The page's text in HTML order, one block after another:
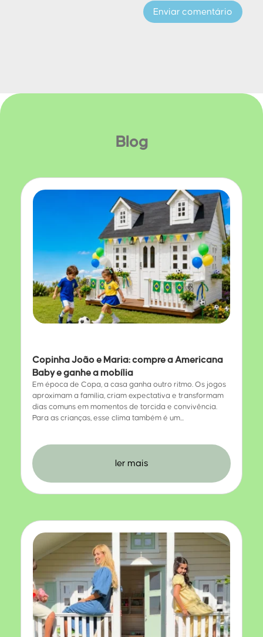
Enviar comentário
Blog
Copinha João e Maria: compre a Americana
Baby e ganhe a mobília
Em época de Copa, a casa ganha outro ritmo. Os jogos
aproximam a família, criam expectativa e transformam
dias comuns em momentos de torcida e convivência.
Para as crianças, esse clima também é um...
ler mais